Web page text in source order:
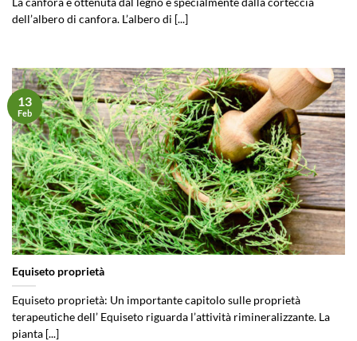
dell’albero di canfora. L’albero di [...]
Equiseto proprietà
Equiseto proprietà: Un importante capitolo sulle proprietà
terapeutiche dell’ Equiseto riguarda l’attività rimineralizzante. La
pianta [...]
13
Feb